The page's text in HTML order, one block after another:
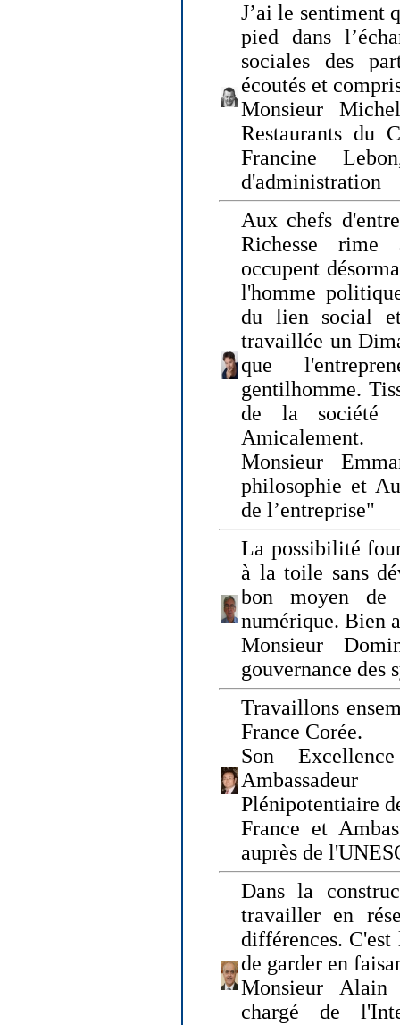
J’ai le sentiment
pied dans
sociales des
écoutés et
Monsieur
Restaurants du
Francine
d'administration
Aux chefs
Richesse rime
occupent
l'homme
du lien social
travaillée un
que
gentilhomme.
de la société
Amicalement.
Monsieur
philosophie et
de l’entreprise"
La possibilité
à la toile sans
bon moyen de
numérique. Bien
Monsieur
gouvernance des
Travaillons
France Corée.
Son
Plénipotentiaire
France et
auprès de
Dans la
travailler en
différences.
de garder en
Monsieur Alain
chargé de